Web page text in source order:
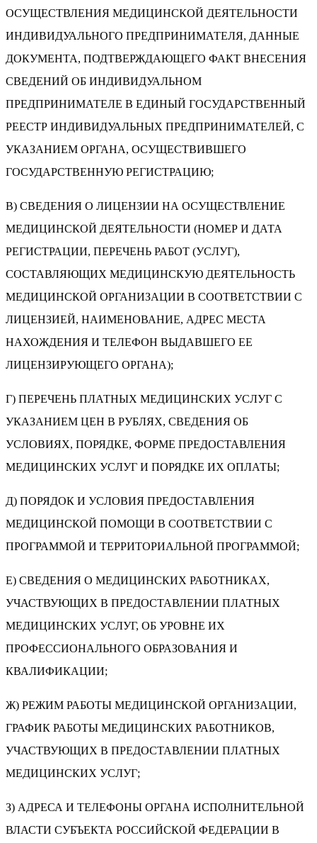
ОСУЩЕСТВЛЕНИЯ МЕДИЦИНСКОЙ ДЕЯТЕЛЬНОСТИ
ИНДИВИДУАЛЬНОГО ПРЕДПРИНИМАТЕЛЯ, ДАННЫЕ
ДОКУМЕНТА, ПОДТВЕРЖДАЮЩЕГО ФАКТ ВНЕСЕНИЯ
СВЕДЕНИЙ ОБ ИНДИВИДУАЛЬНОМ
ПРЕДПРИНИМАТЕЛЕ В ЕДИНЫЙ ГОСУДАРСТВЕННЫЙ
РЕЕСТР ИНДИВИДУАЛЬНЫХ ПРЕДПРИНИМАТЕЛЕЙ, С
УКАЗАНИЕМ ОРГАНА, ОСУЩЕСТВИВШЕГО
ГОСУДАРСТВЕННУЮ РЕГИСТРАЦИЮ;
В) СВЕДЕНИЯ О ЛИЦЕНЗИИ НА ОСУЩЕСТВЛЕНИЕ
МЕДИЦИНСКОЙ ДЕЯТЕЛЬНОСТИ (НОМЕР И ДАТА
РЕГИСТРАЦИИ, ПЕРЕЧЕНЬ РАБОТ (УСЛУГ),
СОСТАВЛЯЮЩИХ МЕДИЦИНСКУЮ ДЕЯТЕЛЬНОСТЬ
МЕДИЦИНСКОЙ ОРГАНИЗАЦИИ В СООТВЕТСТВИИ С
ЛИЦЕНЗИЕЙ, НАИМЕНОВАНИЕ, АДРЕС МЕСТА
НАХОЖДЕНИЯ И ТЕЛЕФОН ВЫДАВШЕГО ЕЕ
ЛИЦЕНЗИРУЮЩЕГО ОРГАНА);
Г) ПЕРЕЧЕНЬ ПЛАТНЫХ МЕДИЦИНСКИХ УСЛУГ С
УКАЗАНИЕМ ЦЕН В РУБЛЯХ, СВЕДЕНИЯ ОБ
УСЛОВИЯХ, ПОРЯДКЕ, ФОРМЕ ПРЕДОСТАВЛЕНИЯ
МЕДИЦИНСКИХ УСЛУГ И ПОРЯДКЕ ИХ ОПЛАТЫ;
Д) ПОРЯДОК И УСЛОВИЯ ПРЕДОСТАВЛЕНИЯ
МЕДИЦИНСКОЙ ПОМОЩИ В СООТВЕТСТВИИ С
ПРОГРАММОЙ И ТЕРРИТОРИАЛЬНОЙ ПРОГРАММОЙ;
Е) СВЕДЕНИЯ О МЕДИЦИНСКИХ РАБОТНИКАХ,
УЧАСТВУЮЩИХ В ПРЕДОСТАВЛЕНИИ ПЛАТНЫХ
МЕДИЦИНСКИХ УСЛУГ, ОБ УРОВНЕ ИХ
ПРОФЕССИОНАЛЬНОГО ОБРАЗОВАНИЯ И
КВАЛИФИКАЦИИ;
Ж) РЕЖИМ РАБОТЫ МЕДИЦИНСКОЙ ОРГАНИЗАЦИИ,
ГРАФИК РАБОТЫ МЕДИЦИНСКИХ РАБОТНИКОВ,
УЧАСТВУЮЩИХ В ПРЕДОСТАВЛЕНИИ ПЛАТНЫХ
МЕДИЦИНСКИХ УСЛУГ;
З) АДРЕСА И ТЕЛЕФОНЫ ОРГАНА ИСПОЛНИТЕЛЬНОЙ
ВЛАСТИ СУБЪЕКТА РОССИЙСКОЙ ФЕДЕРАЦИИ В